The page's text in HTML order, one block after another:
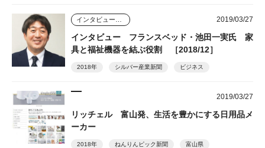
2019/03/27
インタビュー フランスベッド・池田一実氏 家
具と福祉機器を結ぶ役割 ［2018/12］
2018年 シルバー産業新聞 ビジネス
2019/03/27
リッチェル 富山発、生活を豊かにする日用品メ
ーカー
2018年 ねんりんピック新聞 富山県